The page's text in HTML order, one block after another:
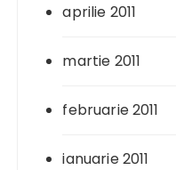
aprilie 2011
martie 2011
februarie 2011
ianuarie 2011